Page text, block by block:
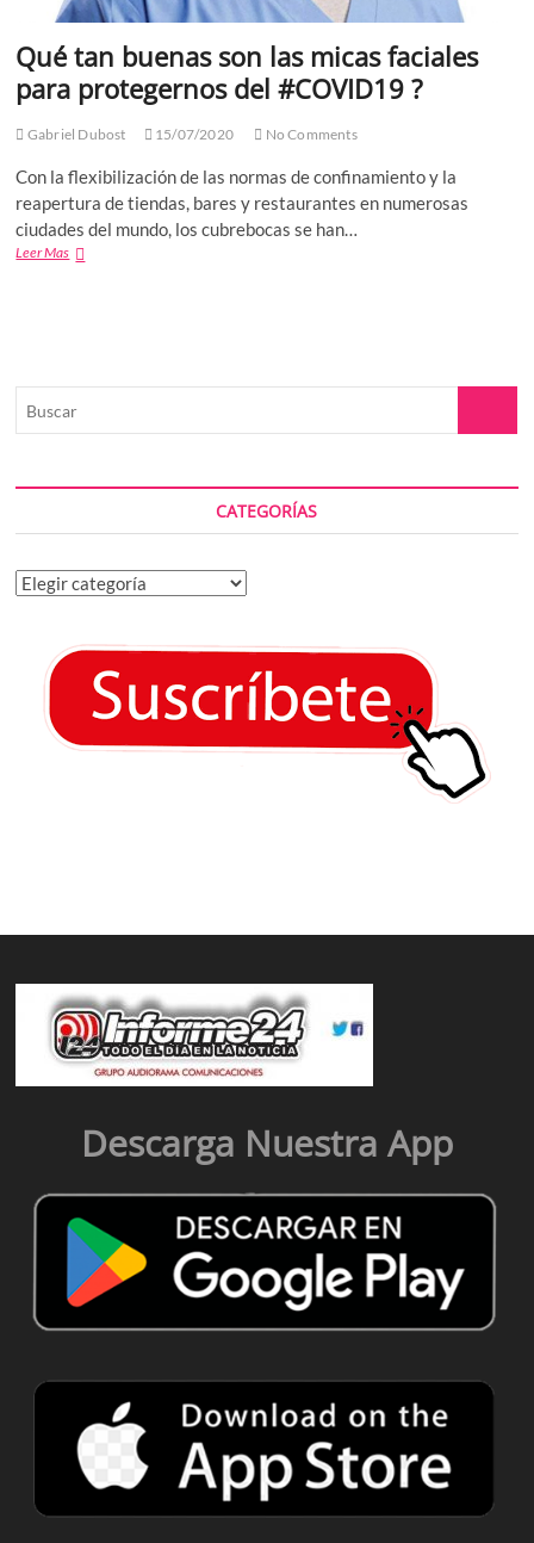
Qué tan buenas son las micas faciales
para protegernos del #COVID19 ?
Gabriel Dubost 15/07/2020 No Comments
Con la flexibilización de las normas de confinamiento y la
reapertura de tiendas, bares y restaurantes en numerosas
ciudades del mundo, los cubrebocas se han…
Leer MasQué
protegernos
?
CATEGORÍAS
Categorías
Descarga Nuestra App